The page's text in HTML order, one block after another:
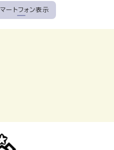
ートフォン表示